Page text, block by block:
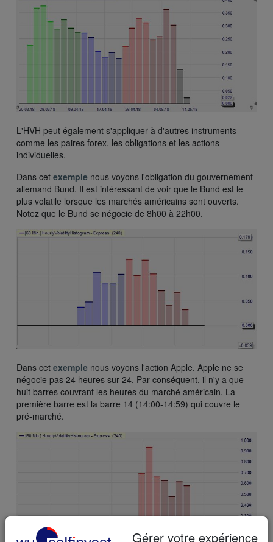
L'HVH peut également s'appliquer à d'autres instruments
comme les paires forex, les obligations et les actions
individuelles.
Dans cet exemple nous voyons l'obligation du gouvernement
allemand Bund. Il est intéressant de voir que le Bund est le
plus volatile lorsque les marchés américains sont ouverts.
Notez que le Bund se négocie de 8h00 à 22h00.
Dans cet exemple nous voyons l'action Apple. Apple ne se
négocie pas 24 heures sur 24. Par conséquent, il n'y a que
huit barres couvrant les heures du marché américain. La
première barre est la barre 14 (14:00-14:59) qui couvre le
pré-marché.
Gérer votre expérience